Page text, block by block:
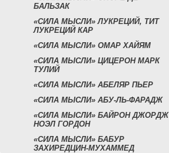
БАЛЬЗАК
«СИЛА МЫСЛИ» ЛУКРЕЦИЙ, ТИТ
ЛУКРЕЦИЙ КАР
«СИЛА МЫСЛИ» ОМАР ХАЙЯМ
«СИЛА МЫСЛИ» ЦИЦЕРОН МАРК
ТУЛИЙ
«СИЛА МЫСЛИ» АБЕЛЯР ПЬЕР
«СИЛА МЫСЛИ» АБУ-ЛЬ-ФАРАДЖ
«СИЛА МЫСЛИ» БАЙРОН ДЖОРДЖ
НОЭЛ ГОРДОН
«СИЛА МЫСЛИ» БАБУР
ЗАХИРЕДЦИН-МУХАММЕД